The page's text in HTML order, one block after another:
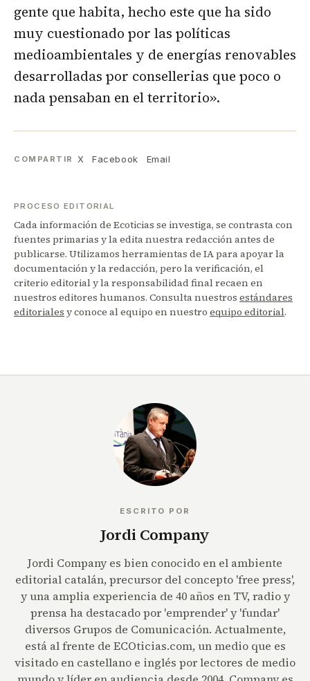
gente que habita, hecho este que ha sido
muy cuestionado por las políticas
medioambientales y de energías renovables
desarrolladas por consellerias que poco o
nada pensaban en el territorio».
COMPARTIR X Facebook Email
PROCESO EDITORIAL
Cada información de Ecoticias se investiga, se contrasta con
fuentes primarias y la edita nuestra redacción antes de
publicarse. Utilizamos herramientas de IA para apoyar la
documentación y la redacción, pero la verificación, el
criterio editorial y la responsabilidad final recaen en
nuestros editores humanos. Consulta nuestros estándares
editoriales y conoce al equipo en nuestro equipo editorial.
ESCRITO POR
Jordi Company
Jordi Company es bien conocido en el ambiente
editorial catalán, precursor del concepto 'free press',
y una amplia experiencia de 40 años en TV, radio y
prensa ha destacado por 'emprender' y 'fundar'
diversos Grupos de Comunicación. Actualmente,
está al frente de ECOticias.com, un medio que es
visitado en castellano e inglés por lectores de medio